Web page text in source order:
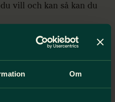
Om
vill och kan så kan du